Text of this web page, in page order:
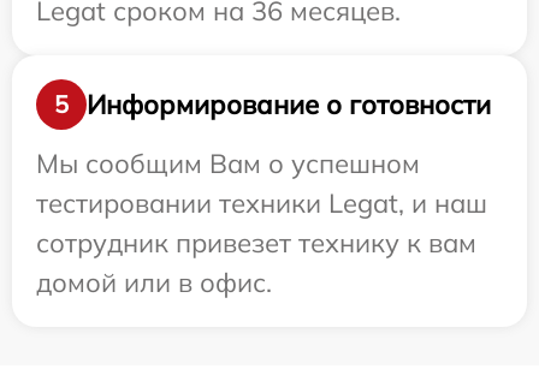
Legat сроком на 36 месяцев.
5
Информирование о готовности
Мы сообщим Вам о успешном
тестировании техники Legat, и наш
сотрудник привезет технику к вам
домой или в офис.